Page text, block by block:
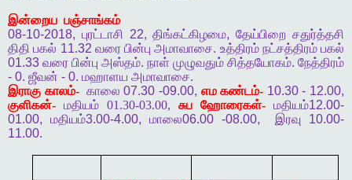
இன்றைய பஞ்சாங்கம்
08-10-2018, புரட்டாசி 22,திங்கட்கிழமை,தேய்பிறை சதுர்த்தசி
திதி பகல் 11.32 வரை பின்பு அமாவாசை. உத்திரம் நட்சத்திரம் பகல்
01.33 வரை பின்பு அஸ்தம். நாள் முழுவதும் சித்தயோகம். நேத்திரம்
- 0. ஜீவன் - 0. மஹாளய அமாவாசை.
இராகு காலம்- காலை 07.30 -09.00, எம கண்டம்- 10.30 - 12.00,
குளிகன்- மதியம் 01.30-03.00, சுப ஹோரைகள்- மதியம்12.00-
01.00, மதியம்3.00-4.00, மாலை06.00 -08.00, இரவு 10.00-
11.00.